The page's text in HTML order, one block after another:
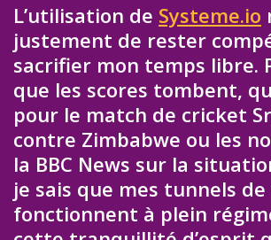
L’utilisation de Systeme.io
justement de rester
sacrifier mon temps libre.
que les scores tombent,
pour le match de cricket
contre Zimbabwe ou les
la BBC News sur la
je sais que mes tunnels
fonctionnent à plein